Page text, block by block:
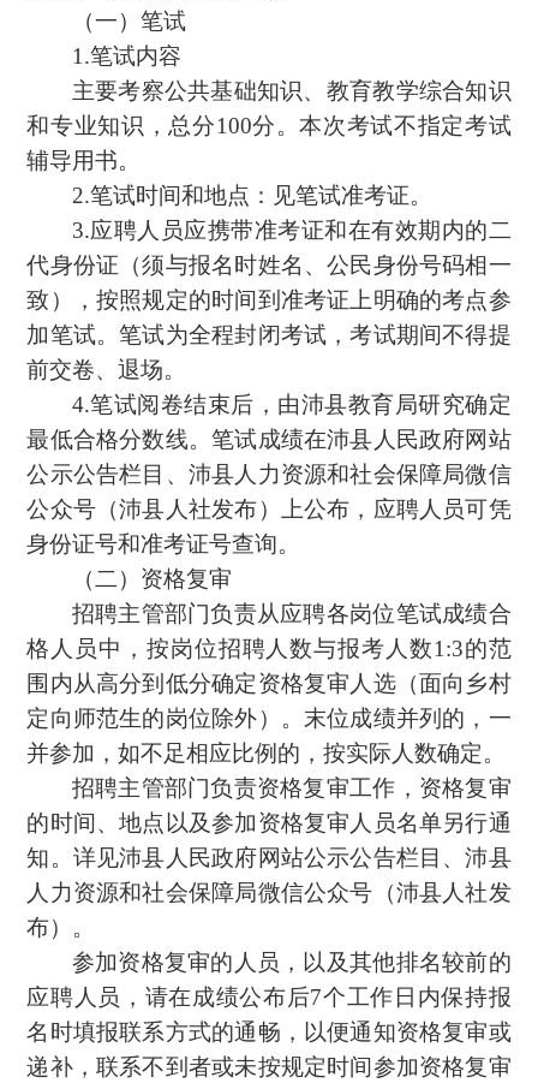
（一）笔试
1.笔试内容
主要考察公共基础知识、教育教学综合知识
和专业知识，总分100分。本次考试不指定考试
辅导用书。
2.笔试时间和地点：见笔试准考证。
3.应聘人员应携带准考证和在有效期内的二
代身份证（须与报名时姓名、公民身份号码相一
致），按照规定的时间到准考证上明确的考点参
加笔试。笔试为全程封闭考试，考试期间不得提
前交卷、退场。
4.笔试阅卷结束后，由沛县教育局研究确定
最低合格分数线。笔试成绩在沛县人民政府网站
公示公告栏目、沛县人力资源和社会保障局微信
公众号（沛县人社发布）上公布，应聘人员可凭
身份证号和准考证号查询。
（二）资格复审
招聘主管部门负责从应聘各岗位笔试成绩合
格人员中，按岗位招聘人数与报考人数1:3的范
围内从高分到低分确定资格复审人选（面向乡村
定向师范生的岗位除外）。末位成绩并列的，一
并参加，如不足相应比例的，按实际人数确定。
招聘主管部门负责资格复审工作，资格复审
的时间、地点以及参加资格复审人员名单另行通
知。详见沛县人民政府网站公示公告栏目、沛县
人力资源和社会保障局微信公众号（沛县人社发
布）。
参加资格复审的人员，以及其他排名较前的
应聘人员，请在成绩公布后7个工作日内保持报
名时填报联系方式的通畅，以便通知资格复审或
递补，联系不到者或未按规定时间参加资格复审